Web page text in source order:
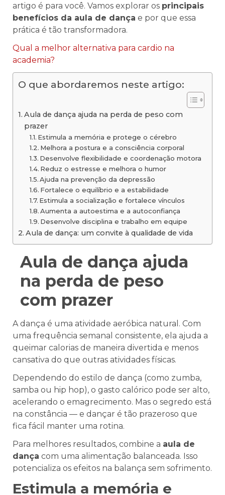
artigo é para você. Vamos explorar os principais
benefícios da aula de dança e por que essa
prática é tão transformadora.
Qual a melhor alternativa para cardio na
academia?
O que abordaremos neste artigo:
Aula de dança ajuda na perda de peso com
prazer
Estimula a memória e protege o cérebro
Melhora a postura e a consciência corporal
Desenvolve flexibilidade e coordenação motora
Reduz o estresse e melhora o humor
Ajuda na prevenção da depressão
Fortalece o equilíbrio e a estabilidade
Estimula a socialização e fortalece vínculos
Aumenta a autoestima e a autoconfiança
Desenvolve disciplina e trabalho em equipe
Aula de dança: um convite à qualidade de vida
Aula de dança ajuda
na perda de peso
com prazer
A dança é uma atividade aeróbica natural. Com
uma frequência semanal consistente, ela ajuda a
queimar calorias de maneira divertida e menos
cansativa do que outras atividades físicas.
Dependendo do estilo de dança (como zumba,
samba ou hip hop), o gasto calórico pode ser alto,
acelerando o emagrecimento. Mas o segredo está
na constância — e dançar é tão prazeroso que
fica fácil manter uma rotina.
Para melhores resultados, combine a aula de
dança com uma alimentação balanceada. Isso
potencializa os efeitos na balança sem sofrimento.
Estimula a memória e